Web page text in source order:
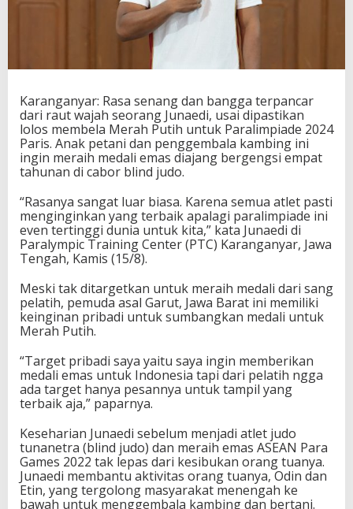
i
n
h
E
m
a
s
D
C
a
b
o
l
i
n
u
d
o
Karanganyar: Rasa senang dan bangga terpancar
dari raut wajah seorang Junaedi, usai dipastikan
lolos membela Merah Putih untuk Paralimpiade 2024
Paris. Anak petani dan penggembala kambing ini
ingin meraih medali emas diajang bergengsi empat
tahunan di cabor blind judo.
“Rasanya sangat luar biasa. Karena semua atlet pasti
menginginkan yang terbaik apalagi paralimpiade ini
even tertinggi dunia untuk kita,” kata Junaedi di
Paralympic Training Center (PTC) Karanganyar, Jawa
Tengah, Kamis (15/8).
Meski tak ditargetkan untuk meraih medali dari sang
pelatih, pemuda asal Garut, Jawa Barat ini memiliki
keinginan pribadi untuk sumbangkan medali untuk
Merah Putih.
“Target pribadi saya yaitu saya ingin memberikan
medali emas untuk Indonesia tapi dari pelatih ngga
ada target hanya pesannya untuk tampil yang
terbaik aja,” paparnya.
Keseharian Junaedi sebelum menjadi atlet judo
tunanetra (blind judo) dan meraih emas ASEAN Para
Games 2022 tak lepas dari kesibukan orang tuanya.
Junaedi membantu aktivitas orang tuanya, Odin dan
Etin, yang tergolong masyarakat menengah ke
bawah untuk menggembala kambing dan bertani.